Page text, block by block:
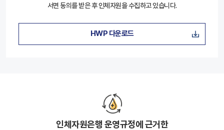
서면 동의를 받은 후 인체자원을 수집하고 있습니다.
HWP 다운로드
인체자원은행 운영규정에 근거한